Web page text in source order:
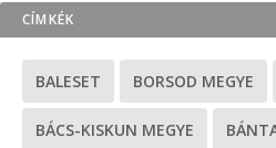
CÍMKÉK
BALESET BORSOD MEGYE
BÁCS-KISKUN MEGYE